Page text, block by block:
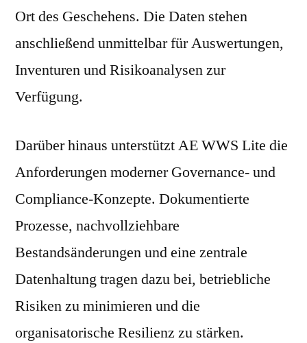
Ort des Geschehens. Die Daten stehen
anschließend unmittelbar für Auswertungen,
Inventuren und Risikoanalysen zur
Verfügung.
Darüber hinaus unterstützt AE WWS Lite die
Anforderungen moderner Governance- und
Compliance-Konzepte. Dokumentierte
Prozesse, nachvollziehbare
Bestandsänderungen und eine zentrale
Datenhaltung tragen dazu bei, betriebliche
Risiken zu minimieren und die
organisatorische Resilienz zu stärken.